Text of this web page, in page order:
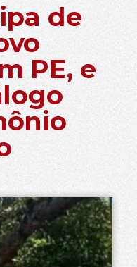
de
PE, e